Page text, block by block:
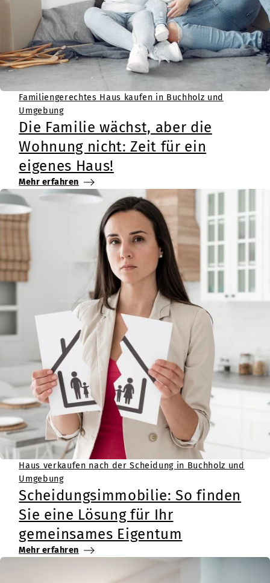
Familiengerechtes Haus kaufen in Buchholz und
Umgebung
Die Familie wächst, aber die
Wohnung nicht: Zeit für ein
eigenes Haus!
Mehr erfahren
Haus verkaufen nach der Scheidung in Buchholz und
Umgebung
Scheidungsimmobilie: So finden
Sie eine Lösung für Ihr
gemeinsames Eigentum
Mehr erfahren